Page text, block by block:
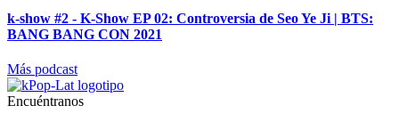
k-show #2 - K-Show EP 02: Controversia de Seo Ye Ji | BTS:
BANG BANG CON 2021
Más podcast
Encuéntranos